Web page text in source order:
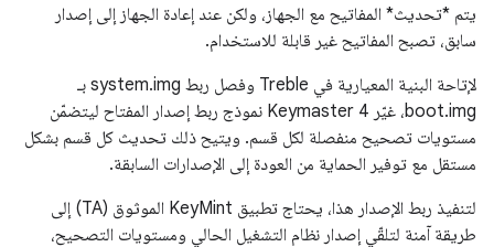
يتم *تحديث* المفاتيح مع الجهاز، ولكن عند إعادة الجهاز إلى إصدار
سابق، تصبح المفاتيح غير قابلة للاستخدام.
لإتاحة البنية المعيارية في Treble وفصل ربط system.img بـ
boot.img، غيّر Keymaster 4 نموذج ربط إصدار المفتاح ليتضمّن
مستويات تصحيح منفصلة لكل قسم. ويتيح ذلك تحديث كل قسم بشكل
مستقل مع توفير الحماية من العودة إلى الإصدارات السابقة.
لتنفيذ ربط الإصدار هذا، يحتاج تطبيق KeyMint الموثوق (TA) إلى
طريقة آمنة لتلقّي إصدار نظام التشغيل الحالي ومستويات التصحيح،